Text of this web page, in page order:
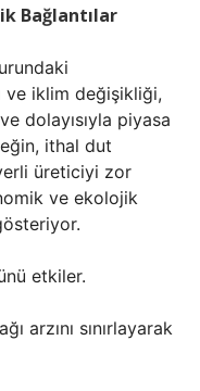
Bağlantılar
ve iklim değişikliği,
dolayısıyla piyasa
ithal dut
üreticiyi zor
ve ekolojik
etkiler.
arzını sınırlayarak